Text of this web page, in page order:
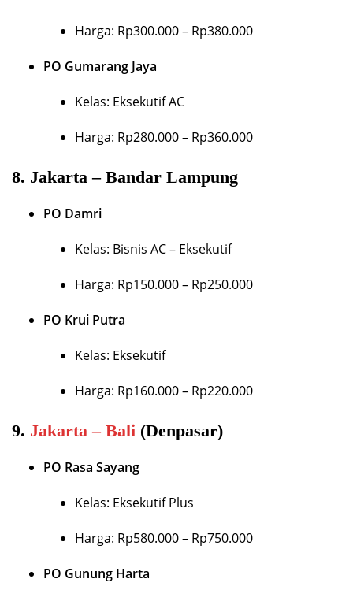
Harga: Rp300.000 – Rp380.000
PO Gumarang Jaya
Kelas: Eksekutif AC
Harga: Rp280.000 – Rp360.000
8. Jakarta – Bandar Lampung
PO Damri
Kelas: Bisnis AC – Eksekutif
Harga: Rp150.000 – Rp250.000
PO Krui Putra
Kelas: Eksekutif
Harga: Rp160.000 – Rp220.000
9. Jakarta – Bali (Denpasar)
PO Rasa Sayang
Kelas: Eksekutif Plus
Harga: Rp580.000 – Rp750.000
PO Gunung Harta